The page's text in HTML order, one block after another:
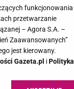
funkcjonowania
przetwarzanie
– Agora S.A. –
Zaawansowanych”
jest kierowany.
Gazeta.pl iPolityka